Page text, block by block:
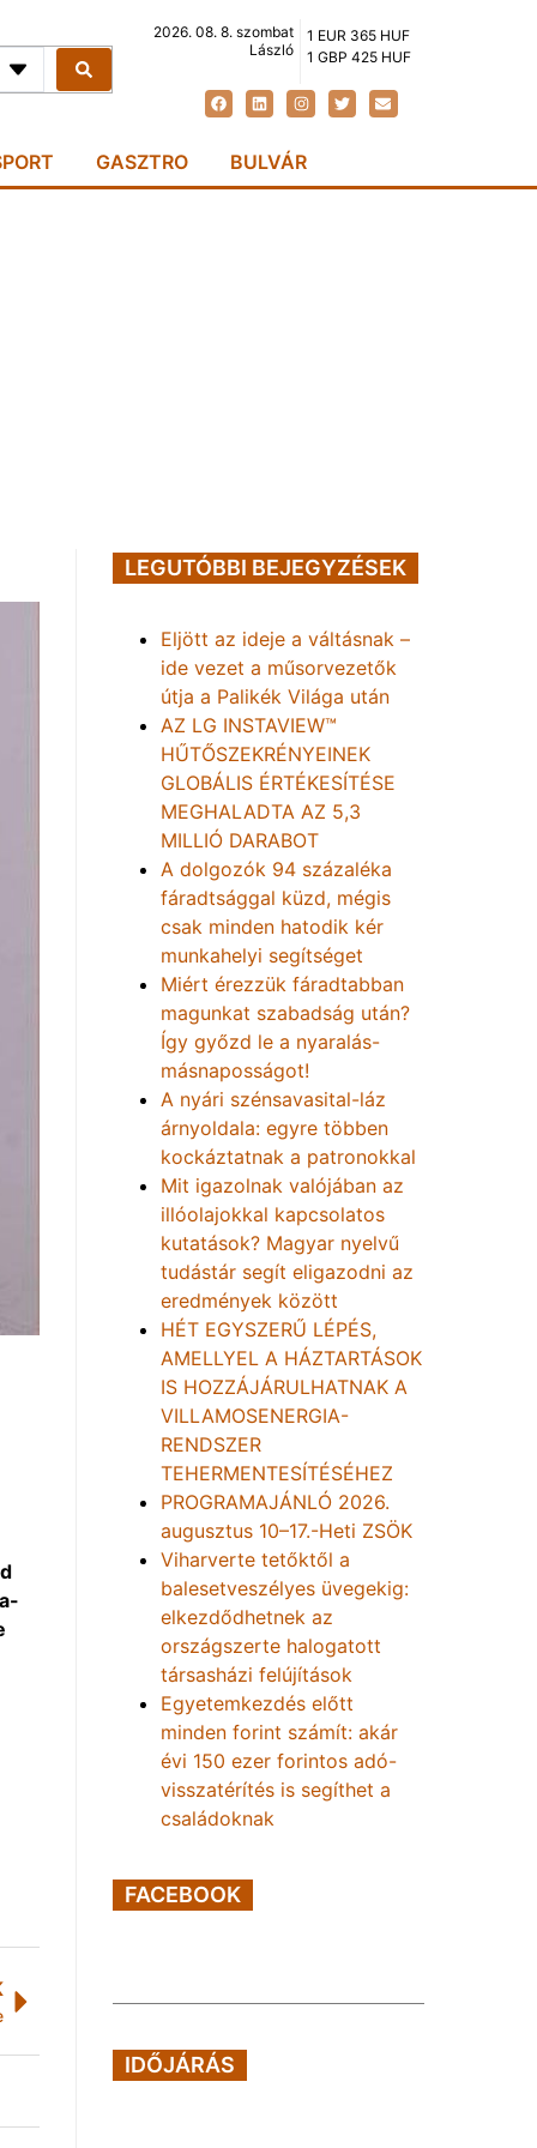
2026. 08. 8. szombat
László
1 EUR 365 HUF
1 GBP 425 HUF
GASZTRO BULVÁR
LEGUTÓBBI BEJEGYZÉSEK
Eljött az ideje a váltásnak –
ide vezet a műsorvezetők
útja a Palikék Világa után
AZ LG INSTAVIEW™
HŰTŐSZEKRÉNYEINEK
GLOBÁLIS ÉRTÉKESÍTÉSE
MEGHALADTA AZ 5,3
MILLIÓ DARABOT
A dolgozók 94 százaléka
fáradtsággal küzd, mégis
csak minden hatodik kér
munkahelyi segítséget
Miért érezzük fáradtabban
magunkat szabadság után?
Így győzd le a nyaralás-
másnaposságot!
A nyári szénsavasital-láz
árnyoldala: egyre többen
kockáztatnak a patronokkal
Mit igazolnak valójában az
illóolajokkal kapcsolatos
kutatások? Magyar nyelvű
tudástár segít eligazodni az
eredmények között
HÉT EGYSZERŰ LÉPÉS,
AMELLYEL A HÁZTARTÁSOK
IS HOZZÁJÁRULHATNAK A
VILLAMOSENERGIA-
RENDSZER
TEHERMENTESÍTÉSÉHEZ
PROGRAMAJÁNLÓ 2026.
augusztus 10–17.-Heti ZSÖK
Viharverte tetőktől a
balesetveszélyes üvegekig:
elkezdődhetnek az
országszerte halogatott
társasházi felújítások
Egyetemkezdés előtt
minden forint számít: akár
évi 150 ezer forintos adó-
visszatérítés is segíthet a
családoknak
FACEBOOK
IDŐJÁRÁS